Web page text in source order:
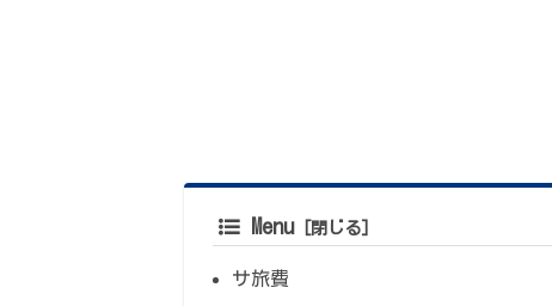
Menu
サ旅費